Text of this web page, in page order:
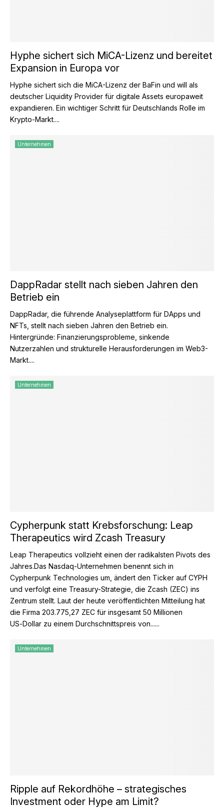
Hyphe sichert sich MiCA-Lizenz und bereitet
Expansion in Europa vor
Hyphe sichert sich die MiCA-Lizenz der BaFin und will als
deutscher Liquidity Provider für digitale Assets europaweit
expandieren. Ein wichtiger Schritt für Deutschlands Rolle im
Krypto-Markt....
Unternehmen
DappRadar stellt nach sieben Jahren den
Betrieb ein
DappRadar, die führende Analyseplattform für DApps und
NFTs, stellt nach sieben Jahren den Betrieb ein.
Hintergründe: Finanzierungsprobleme, sinkende
Nutzerzahlen und strukturelle Herausforderungen im Web3-
Markt....
Unternehmen
Cypherpunk statt Krebsforschung: Leap
Therapeutics wird Zcash Treasury
Leap Therapeutics vollzieht einen der radikalsten Pivots des
Jahres.Das Nasdaq-Unternehmen benennt sich in
Cypherpunk Technologies um, ändert den Ticker auf CYPH
und verfolgt eine Treasury-Strategie, die Zcash (ZEC) ins
Zentrum stellt. Laut der heute veröffentlichten Mitteilung hat
die Firma 203.775,27 ZEC für insgesamt 50 Millionen
US‑Dollar zu einem Durchschnittspreis von......
Unternehmen
Ripple auf Rekordhöhe – strategisches
Investment oder Hype am Limit?